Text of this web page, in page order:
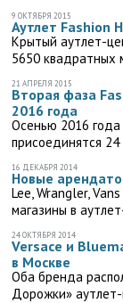
9 ОКТЯБРЯ 2015
Аутлет Fashion
Крытый аутлет-
5650 квадратных
21 АПРЕЛЯ 2015
Вторая фаза
2016 года
Осенью 2016 года
присоединятся
16 ДЕКАБРЯ 2014
Новые
Lee, Wrangler,
магазины в
24 ОКТЯБРЯ 2014
Versace и
в Москве
Оба бренда
Дорожки»